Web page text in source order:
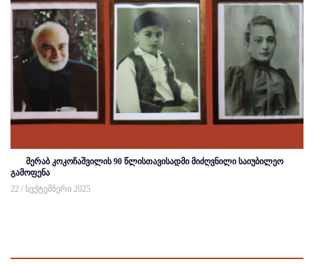
მერაბ კოკოჩაშვილის 90 წლისთავისადმი მიძღვნილი საიუბილეო
გამოფენა
22 / სექტემბერი 2025